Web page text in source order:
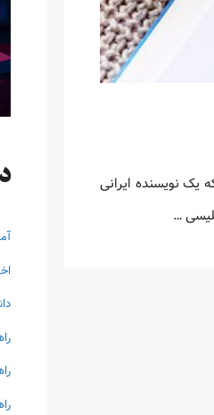
یک نویسنده ایرانی
…